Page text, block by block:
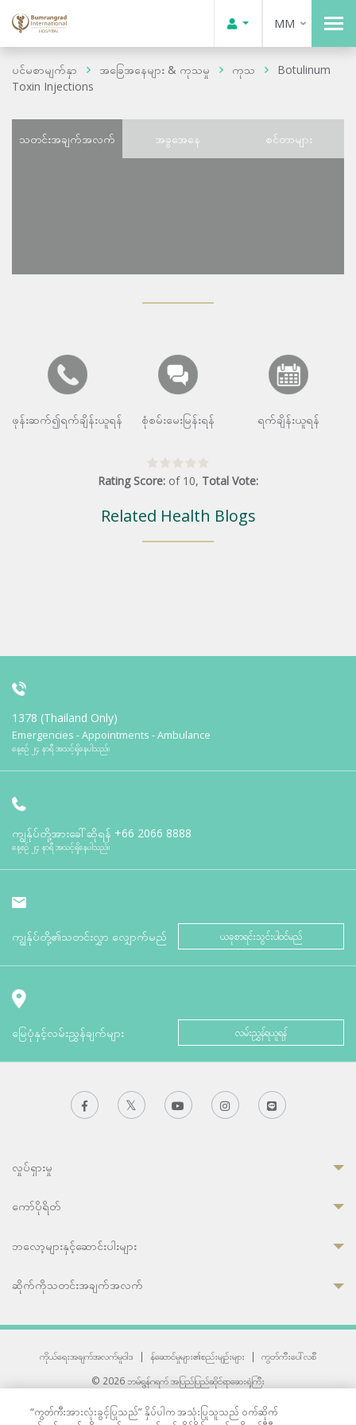
MM
ပင်မစာမျက်နှာ အခြေအနေများ & ကုသမှု ကုသ
Botulinum
Toxin Injections
သတင်းအချက်အလက် အခွအေနေ စင်တာများ
ဖုန်းဆက်၍ရက်ချိန်းယူရန် စုံစမ်းမေးမြန်းရန် ရက်ချိန်းယူရန်
Rating Score: of 10, Total Vote:
Related Health Blogs
1378 (Thailand Only)
Emergencies - Appointments - Ambulance
နေ့စဉ် ၂၄ နာရီ အသင့်ရှိနေပါသည်။
ကျွန်ုပ်တို့အားခေါ်ဆိုရန် +66 2066 8888
နေ့စဉ် ၂၄ နာရီ အသင့်ရှိနေပါသည်။
ကျွန်ုပ်တို့၏သတင်းလွှာ လျှောက်မည် ယခုစာရင်းသွင်းပါဝင်မည်
မြေပုံနှင့်လမ်းညွှန်ချက်များ လမ်းညွှန်ရယူရန်
လှုပ်ရှားမှု
ကော်ပိုရိတ်
ဘလော့များနှင့်ဆောင်းပါးများ
ဆိုက်ကိုသတင်းအချက်အလက်
ကိုယ်ရေးအချက်အလက်မူဝါဒ | န်ဆောင်မှုများ၏စည်းမျဉ်းများ |
ကွတ်ကီးပေါ်လစီ
© 2026 ဘမ်ရွန်ဂရက် အပြည်ပြည်ဆိုင်ရာဆေးရုံကြီး
“ကွတ်ကီးအားလုံးခွင့်ပြုသည်” နှိပ်ပါက အသုံးပြုသူသည် ဝက်ဆိုက်